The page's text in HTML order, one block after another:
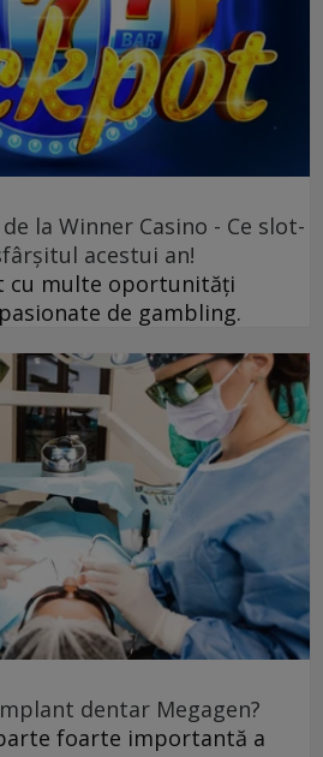
la Winner Casino - Ce slot-
acestui an!
cu multe oportunități
de gambling.
dentar Megagen?
foarte importantă a